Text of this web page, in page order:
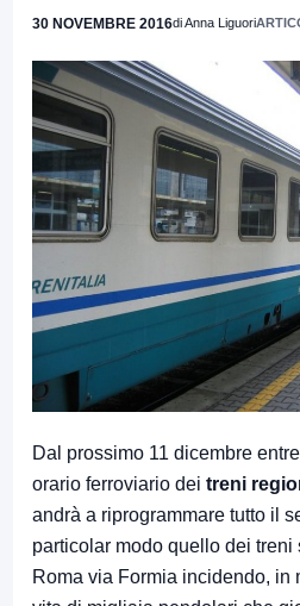
30 NOVEMBRE 2016di Anna Liguori
Dal prossimo 11 dicembre
orario ferroviario dei treni
andrà a riprogrammare tutto il
particolar modo quello dei
Roma via Formia incidendo, in